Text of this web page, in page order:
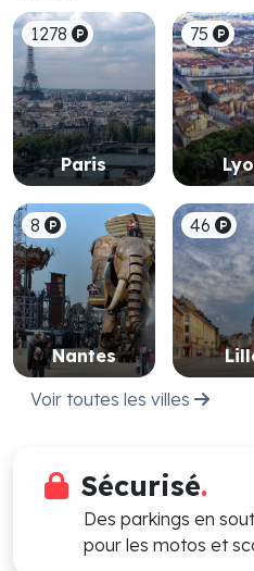
1278
Paris
75
8
Nantes
46
Voir toutes les villes
Sécurisé.
Des parkings en
pour les motos et